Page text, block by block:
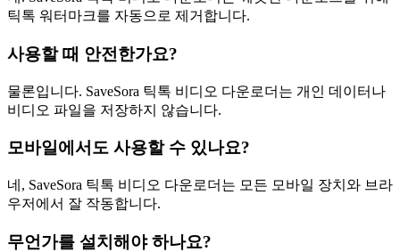
틱톡 워터마크를 자동으로 제거합니다.
사용할 때 안전한가요?
물론입니다. SaveSora 틱톡 비디오 다운로더는 개인 데이터나
비디오 파일을 저장하지 않습니다.
모바일에서도 사용할 수 있나요?
네, SaveSora 틱톡 비디오 다운로더는 모든 모바일 장치와 브라
우저에서 잘 작동합니다.
무언가를 설치해야 하나요?